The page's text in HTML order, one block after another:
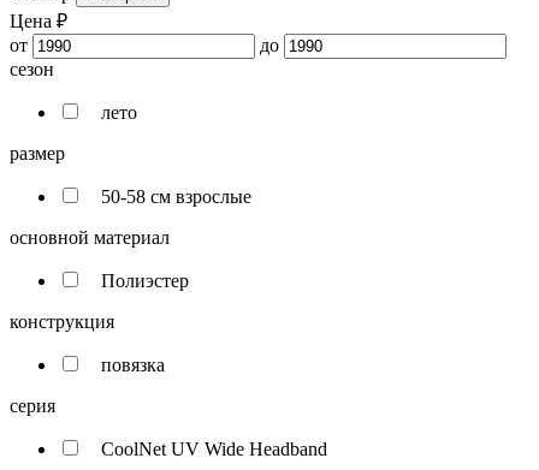
Цена ₽
от
до
сезон
лето
размер
50-58 см взрослые
основной материал
Полиэстер
конструкция
повязка
серия
CoolNet UV Wide Headband